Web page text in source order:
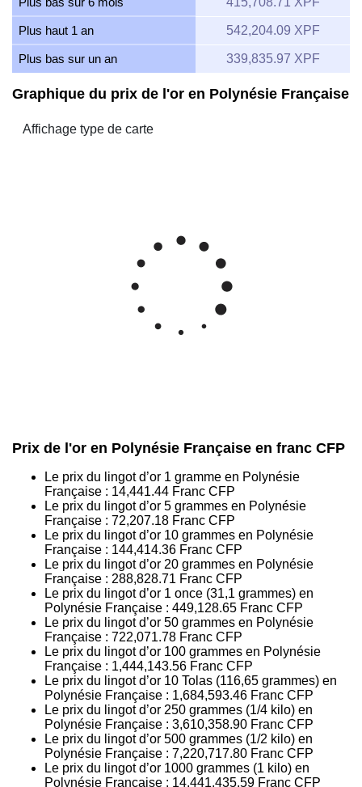
Plus haut 1 an 542,204.09 XPF
Plus bas sur un an 339,835.97 XPF
Graphique du prix de l'or en Polynésie Française
Prix de l'or en Polynésie Française en franc CFP
Le prix du lingot d’or 1 gramme en Polynésie
Française : 14,441.44 Franc CFP
Le prix du lingot d’or 5 grammes en Polynésie
Française : 72,207.18 Franc CFP
Le prix du lingot d’or 10 grammes en Polynésie
Française : 144,414.36 Franc CFP
Le prix du lingot d’or 20 grammes en Polynésie
Française : 288,828.71 Franc CFP
Le prix du lingot d’or 1 once (31,1 grammes) en
Polynésie Française : 449,128.65 Franc CFP
Le prix du lingot d’or 50 grammes en Polynésie
Française : 722,071.78 Franc CFP
Le prix du lingot d’or 100 grammes en Polynésie
Française : 1,444,143.56 Franc CFP
Le prix du lingot d’or 10 Tolas (116,65 grammes) en
Polynésie Française : 1,684,593.46 Franc CFP
Le prix du lingot d’or 250 grammes (1/4 kilo) en
Polynésie Française : 3,610,358.90 Franc CFP
Le prix du lingot d’or 500 grammes (1/2 kilo) en
Polynésie Française : 7,220,717.80 Franc CFP
Le prix du lingot d’or 1000 grammes (1 kilo) en
Polynésie Française : 14,441,435.59 Franc CFP